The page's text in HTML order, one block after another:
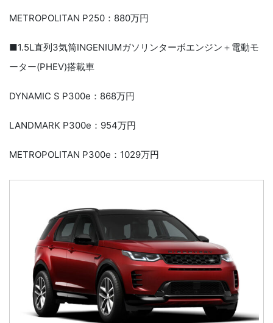
METROPOLITAN P250：880万円
■1.5L直列3気筒INGENIUMガソリンターボエンジン＋電動モ
ーター(PHEV)搭載車
DYNAMIC S P300e：868万円
LANDMARK P300e：954万円
METROPOLITAN P300e：1029万円